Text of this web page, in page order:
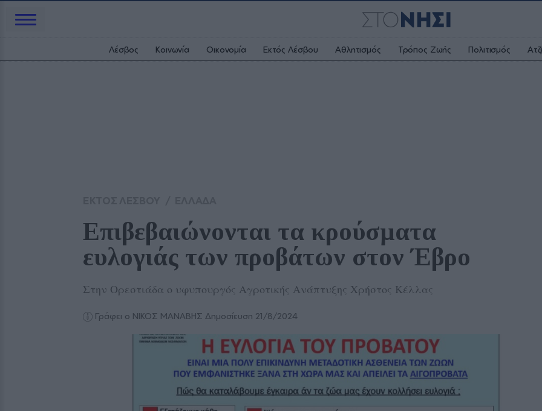
Λέσβος Κοινωνία Οικονομία Εκτός Λέσβου Αθλητισμός Τρόπος Ζωής Πολιτισμός
Επιβεβαιώνονται τα κρούσματα
ευλογιάς των προβάτων στον Έβρο
Στην Ορεστιάδα ο υφυπουργός Αγροτικής Ανάπτυξης Χρήστος Κέλλας
Γράφει ο ΝΙΚΟΣ ΜΑΝΑΒΗΣ Δημοσίευση 21/8/2024